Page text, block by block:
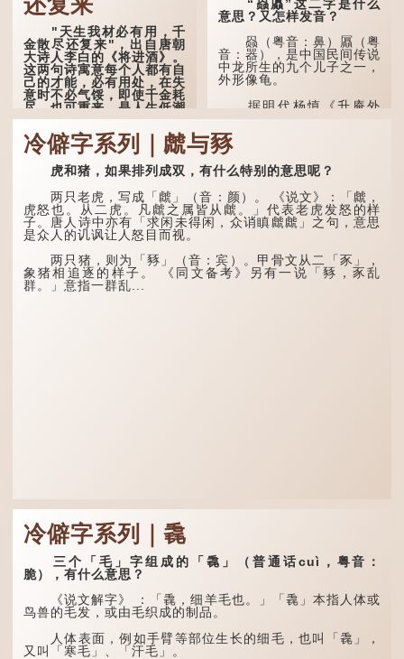
"天生我材必有用，千
金散尽还复来"，出自唐朝
大诗人李白的《将进酒》。
这两句诗寓意每个人都有自
己的才能，必有用处，在失
意时不必气馁，即使千金耗
尽，也可重来，是人生低潮
时激励向上的名句。
原诗写道："人生得意
须尽欢，莫使金樽空对月。
天生我材必有用，千金散尽
会须一饮三百杯。" 意思是
说：上天给了我才能，必然
有用到的地方；即使千金散
去，也终会重新得到。
李白作此诗时，大约是
天宝十一年。当时他已被唐
玄宗赐金放还约八年，这期
“赑屭”这二字是什么
意思？又怎样发音？
赑（粤音：鼻）屭（粤
音：器），是中国民间传说
中龙所生的九个儿子之一，
外形像龟。
据明代杨慎《升庵外
排列为：赑屭、螭吻、蒲
牢、狴犴、饕餮、蚣蝮、睚
眦、狻猊、椒图（此为其中
一种说法）。
龙九子外形与能力各有
不同，其中，赑屭原形像
龟，因为能负重，多作为碑
座，有“碑下...
冷僻字系列｜虤与豩
虎和猪，如果排列成双，有什么特别的意思呢？
两只老虎，写成「虤」（音：颜）。 《说文》：「虤，
虎怒也。从二虎。凡虤之属皆从虤。」代表老虎发怒的样
子。唐人诗中亦有「求闲未得闲，众诮瞋虤虤」之句，意思
是众人的讥讽让人怒目而视。
两只猪，则为「豩」（音：宾）。甲骨文从二「豕」，
象猪相追逐的样子。 《同文备考》另有一说「豩，豕乱
群。」意指一群乱...
冷僻字系列｜毳
三个「毛」字组成的「毳」（普通话cuì，粤音：
脆），有什么意思？
《说文解字》 ：「毳，细羊毛也。」「毳」本指人体或
鸟兽的毛发，或由毛织成的制品。
人体表面，例如手臂等部位生长的细毛，也叫「毳」，
又叫「寒毛」、「汗毛」。